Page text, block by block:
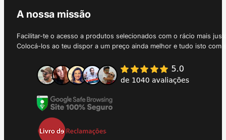
A nossa missão
Facilitar-te o acesso a produtos selecionados com o rácio mais
Colocá-los ao teu dispor a um preço ainda melhor e tudo isto